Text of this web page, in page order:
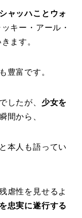
ャッハことウォ
キー・アール・
ます。
豊富です。
したが、 少女を
間から、
本人も語ってい
虐性を見せるよ
忠実に遂行する